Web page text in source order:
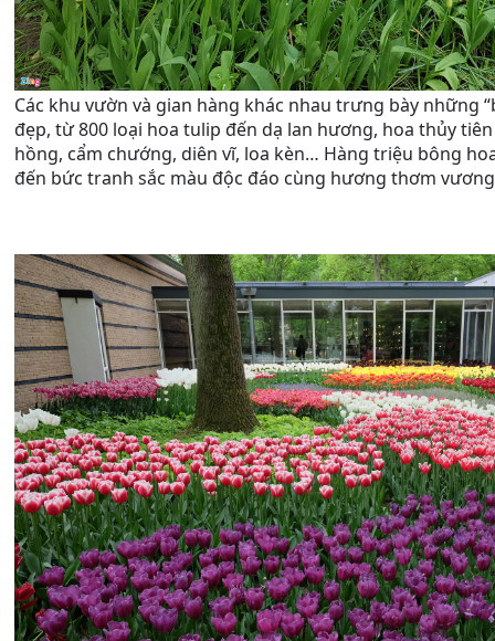
Các khu vườn và gian hàng khác nhau trưng bày những
đẹp, từ 800 loại hoa tulip đến dạ lan hương, hoa thủy
hồng, cẩm chướng, diên vĩ, loa kèn… Hàng triệu bông
đến bức tranh sắc màu độc đáo cùng hương thơm